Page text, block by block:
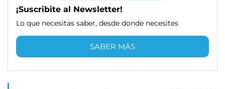
¡Suscribite al Newsletter!
Lo que necesitas saber, desde donde necesites
SABER MÁS